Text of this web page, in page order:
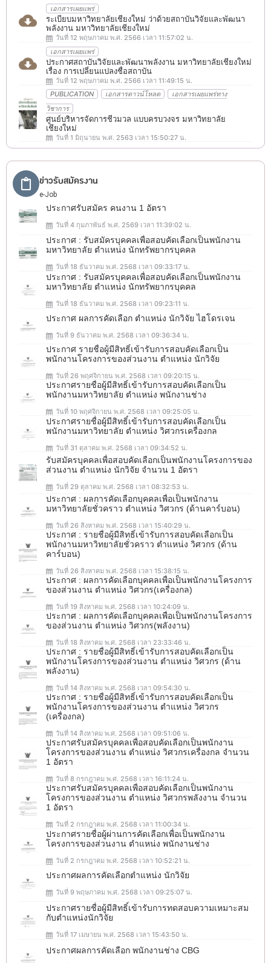
เอกสารเผยแพร่
ระเบียบมหาวิทยาลัยเชียงใหม่ ว่าด้วยสถาบันวิจัยและพัฒนา
พลังงาน มหาวิทยาลัยเชียงใหม่
วันที่ 12 พฤษภาคม พ.ศ. 2566 เวลา 11:57:02 น.
เอกสารเผยแพร่
ประกาศสถาบันวิจัยและพัฒนาพลังงาน มหาวิทยาลัยเชียงใหม่
เรื่อง การเปลี่ยนแปลงชื่อสถาบัน
วันที่ 12 พฤษภาคม พ.ศ. 2566 เวลา 11:49:15 น.
PUBLICATION
เอกสารดาวน์โหลด
เอกสารเผยแพร่ทาง
วิชาการ
ศูนย์บริหารจัดการชีวมวล แบบครบวงจร มหาวิทยาลัย
เชียงใหม่
วันที่ 1 มิถุนายน พ.ศ. 2563 เวลา 15:50:27 น.
ข่าวรับสมัครงาน
e-Job
ประกาศรับสมัคร คนงาน 1 อัตรา
วันที่ 4 กุมภาพันธ์ พ.ศ. 2569 เวลา 11:39:02 น.
ประกาศ : รับสมัครบุคคลเพื่อสอบคัดเลือกเป็นพนักงาน
มหาวิทยาลัย ตำแหน่ง นักทรัพยากรบุคคล
วันที่ 18 ธันวาคม พ.ศ. 2568 เวลา 09:33:17 น.
ประกาศ : รับสมัครบุคคลเพื่อสอบคัดเลือกเป็นพนักงาน
มหาวิทยาลัย ตำแหน่ง นักทรัพยากรบุคคล
วันที่ 18 ธันวาคม พ.ศ. 2568 เวลา 09:23:11 น.
ประกาศ ผลการคัดเลือก ตำแหน่ง นักวิจัย ไฮโดรเจน
วันที่ 9 ธันวาคม พ.ศ. 2568 เวลา 09:36:34 น.
ประกาศ รายชื่อผู้มีสิทธิ์เข้ารับการสอบคัดเลือกเป็น
พนักงานโครงการของส่วนงาน ตำแหน่ง นักวิจัย
วันที่ 26 พฤศจิกายน พ.ศ. 2568 เวลา 09:20:15 น.
ประกาศรายชื่อผู้มีสิทธิ์เข้ารับการสอบคัดเลือกเป็น
พนักงานมหาวิทยาลัย ตำแหน่ง พนักงานช่าง
วันที่ 10 พฤศจิกายน พ.ศ. 2568 เวลา 09:25:05 น.
ประกาศรายชื่อผู้มีสิทธิ์เข้ารับการสอบคัดเลือกเป็น
พนักงานมหาวิทยาลัย ตำแหน่ง วิศวกรเครื่องกล
วันที่ 31 ตุลาคม พ.ศ. 2568 เวลา 09:34:52 น.
รับสมัครบุคคลเพื่อสอบคัดเลือกเป็นพนักงานโครงการของ
ส่วนงาน ตำแหน่ง นักวิจัย จำนวน 1 อัตรา
วันที่ 29 ตุลาคม พ.ศ. 2568 เวลา 08:32:53 น.
ประกาศ : ผลการคัดเลือกบุคคลเพื่อเป็นพนักงาน
มหาวิทยาลัยชั่วคราว ตำแหน่ง วิศวกร (ด้านคาร์บอน)
วันที่ 26 สิงหาคม พ.ศ. 2568 เวลา 15:40:29 น.
ประกาศ : รายชื่อผู้มีสิทธิ์เข้ารับการสอบคัดเลือกเป็น
พนักงานมหาวิทยาลัยชั่วคราว ตำแหน่ง วิศวกร (ด้าน
คาร์บอน)
วันที่ 26 สิงหาคม พ.ศ. 2568 เวลา 15:38:15 น.
ประกาศ : ผลการคัดเลือกบุคคลเพื่อเป็นพนักงานโครงการ
ของส่วนงาน ตำแหน่ง วิศวกร(เครื่องกล)
วันที่ 19 สิงหาคม พ.ศ. 2568 เวลา 10:24:09 น.
ประกาศ : ผลการคัดเลือกบุคคลเพื่อเป็นพนักงานโครงการ
ของส่วนงาน ตำแหน่ง วิศวกร(พลังงาน)
วันที่ 18 สิงหาคม พ.ศ. 2568 เวลา 23:33:46 น.
ประกาศ : รายชื่อผู้มีสิทธิ์เข้ารับการสอบคัดเลือกเป็น
พนักงานโครงการของส่วนงาน ตำแหน่ง วิศวกร (ด้าน
พลังงาน)
วันที่ 14 สิงหาคม พ.ศ. 2568 เวลา 09:54:30 น.
ประกาศ : รายชื่อผู้มีสิทธิ์เข้ารับการสอบคัดเลือกเป็น
พนักงานโครงการของส่วนงาน ตำแหน่ง วิศวกร
(เครื่องกล)
วันที่ 14 สิงหาคม พ.ศ. 2568 เวลา 09:51:06 น.
ประกาศรับสมัครบุคคลเพื่อสอบคัดเลือกเป็นพนักงาน
โครงการของส่วนงาน ตำแหน่ง วิศวกรเครื่องกล จำนวน
1 อัตรา
วันที่ 8 กรกฎาคม พ.ศ. 2568 เวลา 16:11:24 น.
ประกาศรับสมัครบุคคลเพื่อสอบคัดเลือกเป็นพนักงาน
โครงการของส่วนงาน ตำแหน่ง วิศวกรพลังงาน จำนวน
1 อัตรา
วันที่ 2 กรกฎาคม พ.ศ. 2568 เวลา 11:00:34 น.
ประกาศรายชื่อผู้ผ่านการคัดเลือกเพื่อเป็นพนักงาน
โครงการของส่วนงาน ตำแหน่ง พนักงานช่าง
วันที่ 2 กรกฎาคม พ.ศ. 2568 เวลา 10:52:21 น.
ประกาศผลการคัดเลือกตำแหน่ง นักวิจัย
วันที่ 9 พฤษภาคม พ.ศ. 2568 เวลา 09:25:07 น.
ประกาศรายชื่อผู้มีสิทธิ์เข้ารับการทดสอบความเหมาะสม
กับตำแหน่งนักวิจัย
วันที่ 17 เมษายน พ.ศ. 2568 เวลา 15:43:50 น.
ประกาศผลการคัดเลือก พนักงานช่าง CBG